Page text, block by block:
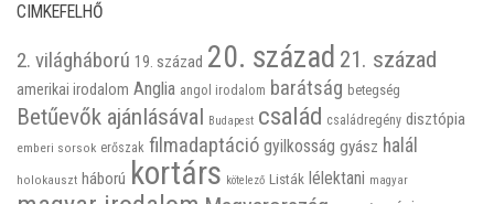
CIMKEFELHŐ
2. világháború 19. század 20. század 21. század
amerikai irodalom Anglia angol irodalom barátság betegség
Betűevők ajánlásával Budapest család családregény disztópia
emberi sorsok erőszak filmadaptáció gyilkosság gyász halál
holokauszt háború kortárs kötelező Listák lélektani magyar